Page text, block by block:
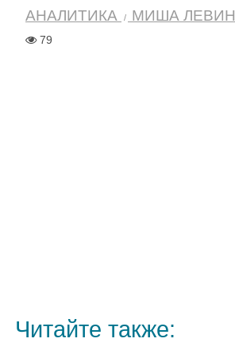
АНАЛИТИКА МИША ЛЕВИН
79
Читайте также: